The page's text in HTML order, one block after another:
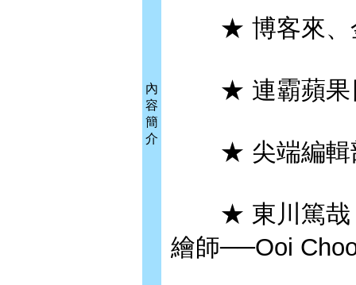
內
容
簡
介
★ 博客來、金
★ 連霸蘋果
★ 尖端編輯部
★ 東川篤哉《
繪師──Ooi